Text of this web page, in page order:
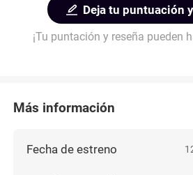
Deja tu puntuación
¡Tu puntación y reseña pueden
Más información
Fecha de estreno